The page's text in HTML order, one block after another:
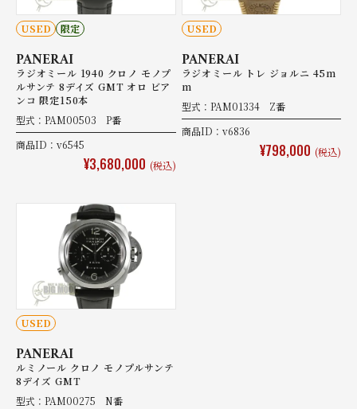
USED 限定
PANERAI
ラジオミール 1940 クロノ モノプ
ルサンテ 8デイズ GMT オロ ビア
ンコ 限定150本
型式：PAM00503 P番
商品ID：v6545
¥3,680,000 (税込)
USED
PANERAI
ラジオミール トレ ジョルニ 45m
m
型式：PAM01334 Z番
商品ID：v6836
¥798,000 (税込)
USED
PANERAI
ルミノール クロノ モノプルサンテ
8デイズ GMT
型式：PAM00275 N番